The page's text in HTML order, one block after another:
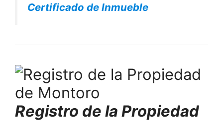
Certificado de Inmueble
Registro de la Propiedad